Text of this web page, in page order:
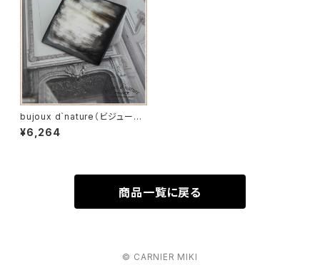
bujoux d`nature（ビジュー
ド ナチュール）FRANCE スク
エアブローチ
¥6,264
商品一覧に戻る
© CARNIER MIKI